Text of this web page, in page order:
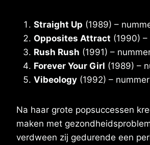
Straight Up (1989) –
Opposites Attract (1990)
Rush Rush (1991) –
Forever Your Girl (1989) –
Vibeology (1992) –
Na haar grote popsuccessen
maken met
verdween zij gedurende een